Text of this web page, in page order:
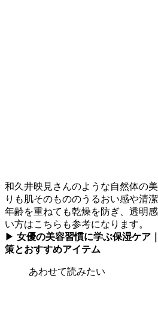
和久井映見さんのような自然体の
りも肌そのもののうるおい感や清
年齢を重ねても乾燥を防ぎ、透明
い方はこちらも参考になります。
▶ 女優の美容習慣に学ぶ保湿ケア
策とおすすめアイテム
あわせて読みたい